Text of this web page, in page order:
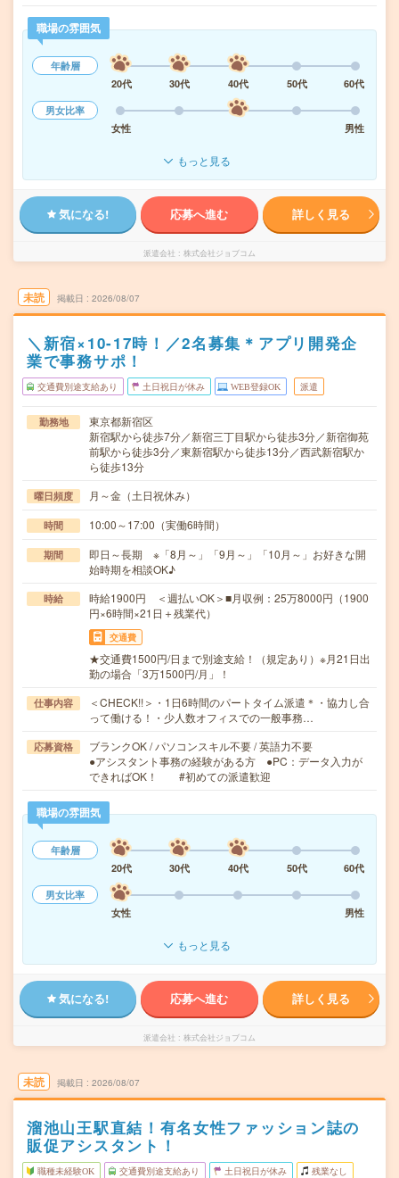
職場の雰囲気
年齢層
20代
30代 40代 50代
60代
男女比率
女性
男性
もっと見る
気になる! 応募へ進む 詳しく見る
派遣会社 株式会社ジョブコム
未読 掲載日 2026/08/07
＼新宿×10-17時！／2名募集＊アプリ開発企
業で事務サポ！
交通費別途支給あり 土日祝日が休み WEB登録OK 派遣
勤務地
東京都新宿区
新宿駅から徒歩7分／新宿三丁目駅から徒歩3分／新宿御苑
前駅から徒歩3分／東新宿駅から徒歩13分／西武新宿駅か
ら徒歩13分
曜日頻度 月～金（土日祝休み）
時間 10:00～17:00（実働6時間）
期間
即日～長期 ※「8月～」「9月～」「10月～」お好きな開
始時期を相談OK♪
時給
時給1900円 ＜週払いOK＞■月収例：25万8000円（1900
円×6時間×21日＋残業代）
交通費
★交通費1500円/日まで別途支給！（規定あり）※月21日出
勤の場合「3万1500円/月」！
仕事内容
＜CHECK!!＞・1日6時間のパートタイム派遣＊・協力し合
って働ける！・少人数オフィスでの一般事務…
応募資格
ブランクOK / パソコンスキル不要 / 英語力不要
●アシスタント事務の経験がある方 ●PC：データ入力が
できればOK！ #初めての派遣歓迎
職場の雰囲気
年齢層
20代
30代 40代 50代
60代
男女比率
女性
男性
もっと見る
気になる! 応募へ進む 詳しく見る
派遣会社 株式会社ジョブコム
未読 掲載日 2026/08/07
溜池山王駅直結！有名女性ファッション誌の
販促アシスタント！
職種未経験OK 交通費別途支給あり 土日祝日が休み 残業なし